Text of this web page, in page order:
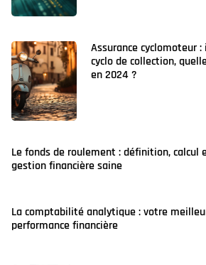
Assurance cyclomoteur
cyclo de collection,
en 2024 ?
Le fonds de roulement : définition, calcul
gestion financière saine
La comptabilité analytique : votre
performance financière